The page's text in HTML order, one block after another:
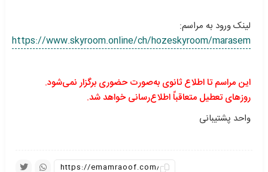
لینک ورود به مراسم:
https://www.skyroom.online/ch/hozeskyroom/marasem
این مراسم تا اطلاع ثانوی به‌صورت حضوری برگزار نمی‌شود.
روزهای تعطیل متعاقباً اطلاع‌رسانی خواهد شد.
واحد پشتیبانی